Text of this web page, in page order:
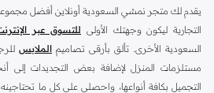
يقدم لك متجر نمشي السعودية أونلاين أفضل
التجارية ليكون وجهتك الأولى للتسوق عبر
السعودية الأخرى. تألق بأرقى تصاميم الملابس
مستلزمات المنزل لإضافة بعض التجديدات إلى
التجميل بكافة أنواعها، واحصلي على كل ما